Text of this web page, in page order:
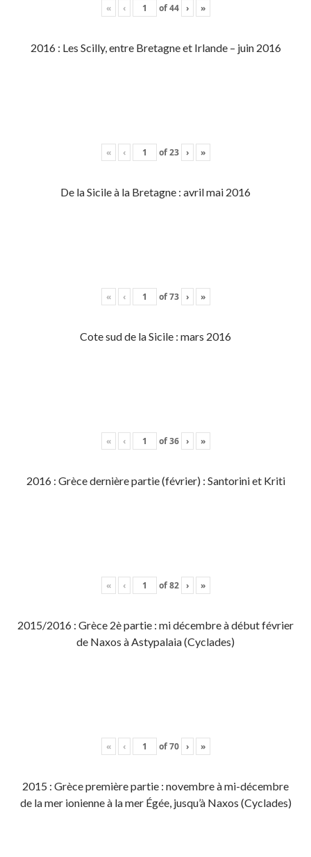
« ‹ of44 › »
2016 : Les Scilly, entre Bretagne et Irlande – juin 2016
« ‹ of23 › »
De la Sicile à la Bretagne : avril mai 2016
« ‹ of73 › »
Cote sud de la Sicile : mars 2016
« ‹ of36 › »
2016 : Grèce dernière partie (février) : Santorini et Kriti
« ‹ of82 › »
2015/2016 : Grèce 2è partie : mi décembre à début février
de Naxos à Astypalaia (Cyclades)
« ‹ of70 › »
2015 : Grèce première partie : novembre à mi-décembre
de la mer ionienne à la mer Égée, jusqu’à Naxos (Cyclades)